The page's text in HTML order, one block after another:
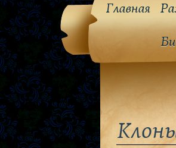
Главная